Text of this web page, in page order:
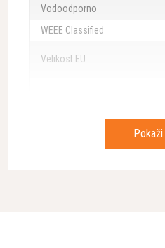
Vodoodporno
WEEE Classified
Velikost EU